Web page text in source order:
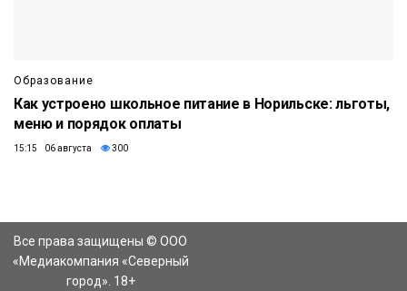
Образование
Как устроено школьное питание в Норильске: льготы,
меню и порядок оплаты
15:15 06 августа 300
Все права защищены © ООО
«Медиакомпания «Северный
город». 18+